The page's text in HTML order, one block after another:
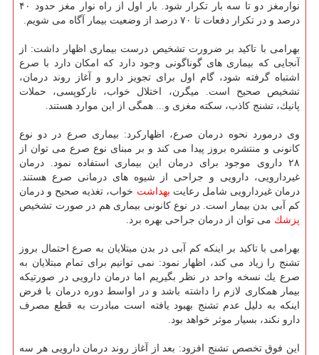
نوارمغز دو تا سه بار تكرار شود. بار اول از راه نوار مغز حدود ۴۰
درصد و در تكرار دفعات تا ۷۰ درصد از وضعیت بیمار آگاه می شویم.
بهرامی با تاكید بر ضرورت تشخیص درست بیماری اظهار داشت: از
آنجایی كه بیماری های گوناگونی وجود دارد كه امكان دارد با صرع
اشتباه گرفته شود، گام اول برای تجویز دارو و آغاز روند درمان،
تشخیص صحیح است. میگرن، اختلال خواب، ناركوپسی، حملات
پانیك، تشنج كاذب، سكته مغزی و... همگی از این موارد هستند.
وی درمورد نحوه درمان صرع، اظهاركرد: بیماری صرع در دو نوع
كانونی و منتشره بروز پیدا می كند و بر مبنای نوع صرع می توان از
۲۸ داروی موجود برای درمان این بیماری استفاده نمود. درمان
غیردارویی، دارویی و جراحی از شیوه های درمانی صرع هستند.
درمان غیردارویی شامل رعایت بهداشت خواب، تغذیه صحیح و درمان
كم آبی بدن بیمار است. در نوع كانونی بیماری هم در صورت تشخیص
پزشك می توان از درمان جراحی بهره برد.
بهرامی با تاكید بر اینكه كم آبی در بدن مبتلایان به صرع احتمال بروز
تشنج را زیاد می كند، اظهار نمود: نمی توانیم برای تمام مبتلایان به
صرع یك نسخه واحد در نظر بگیریم اما درمان دارویی در صورتیكه
بیمار همكاری لازم را داشته باشد و در اواسط دوره درمان با فرض
اینكه به دلیل عدم تشنج بهبود یافته است مبادرت به قطع مصرف
دارو نكند، بسیار موثر خواهد بود.
این فوق تخصص تشنج افزود: بعد از آغاز روند درمان دارویی هر سه